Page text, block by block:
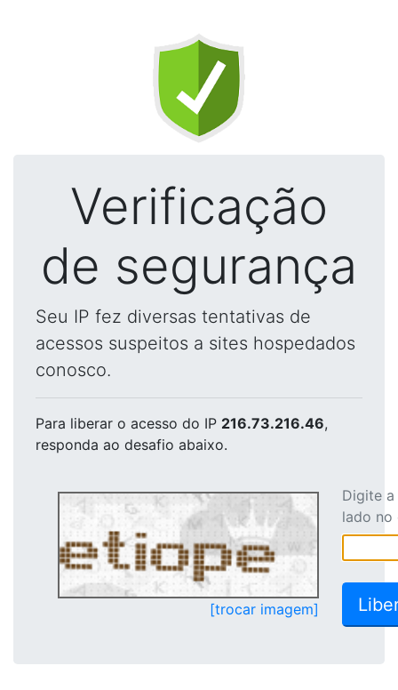
Verificação
de segurança
Seu IP fez diversas tentativas de
acessos suspeitos a sites hospedados
conosco.
Para liberar o acesso do IP 216.73.216.46,
responda ao desafio abaixo.
[trocar imagem]
Digite
lado no